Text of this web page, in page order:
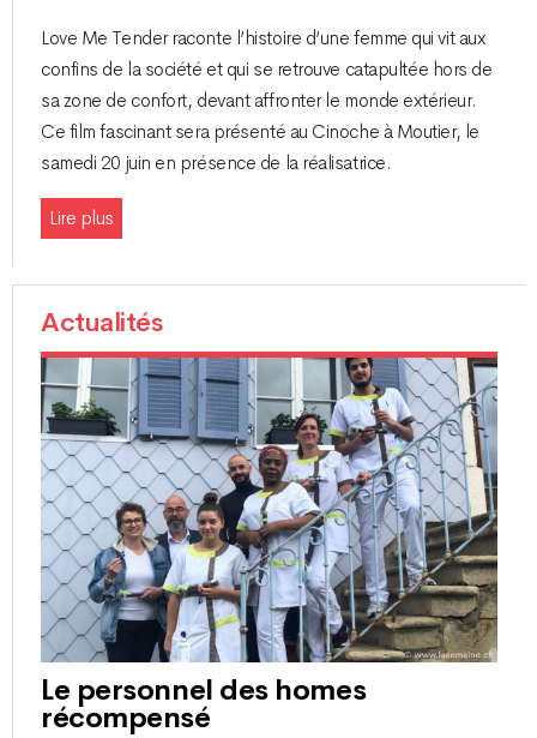
Love Me Tender raconte l’histoire d’une femme qui vit aux
confins de la société et qui se retrouve catapultée hors de
sa zone de confort, devant affronter le monde extérieur.
Ce film fascinant sera présenté au Cinoche à Moutier, le
samedi 20 juin en présence de la réalisatrice.
Lire plus
Actualités
Le personnel des homes
récompensé